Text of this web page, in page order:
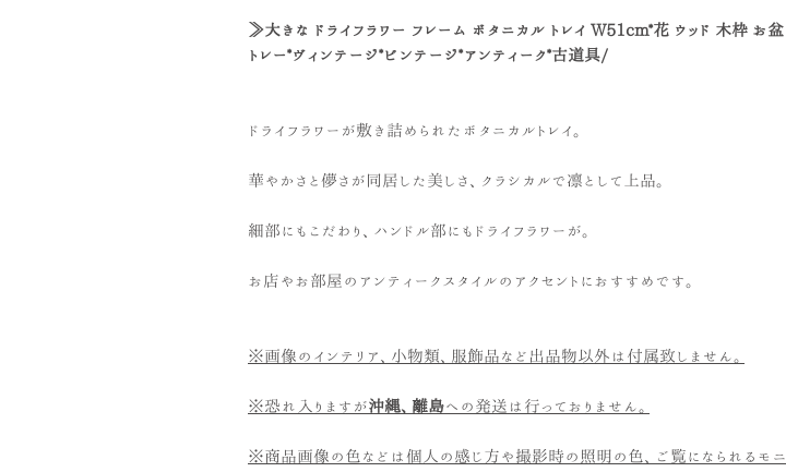
≫大きな ドライフラワー フレーム ボタニカル トレイ W51cm*花 ウッド 木枠 お盆
トレー*ヴィンテージ*ビンテージ*アンティーク*古道具/
ドライフラワーが敷き詰められたボタニカルトレイ。
華やかさと儚さが同居した美しさ、クラシカルで凛として上品。
細部にもこだわり、ハンドル部にもドライフラワーが。
お店やお部屋のアンティークスタイルのアクセントにおすすめです。
※画像のインテリア、小物類、服飾品など出品物以外は付属致しません。
※恐れ入りますが沖縄、離島への発送は行っておりません。
※商品画像の色などは個人の感じ方や撮影時の照明の色、ご覧になられるモニ